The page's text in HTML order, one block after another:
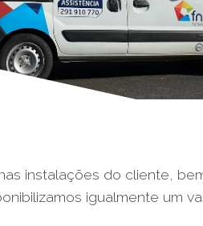
instalações do cliente,
igualmente um